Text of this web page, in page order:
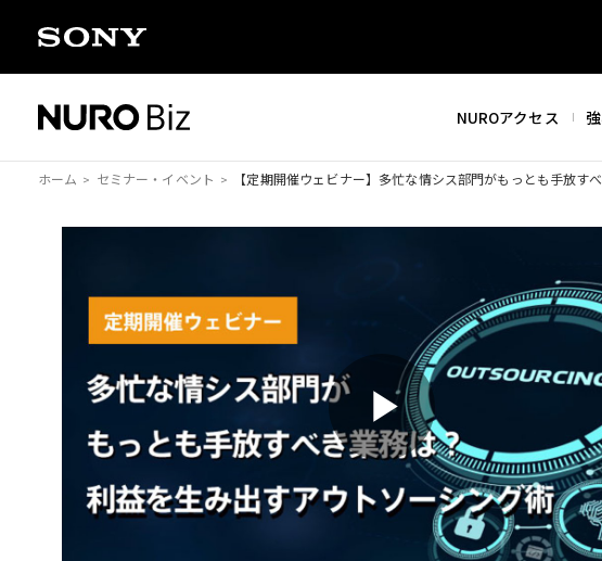
NUROアクセス
ホーム セミナー・イベント 【定期開催ウェビナー】多忙な情シス部門がもっとも手放す
P